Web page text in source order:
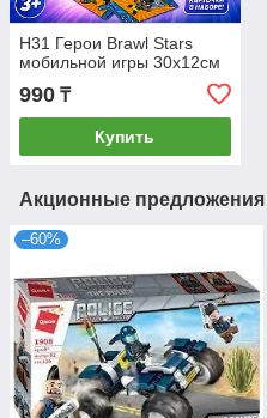
H31 Герои Brawl Stars
мобильной игры 30х12см
990 ₸
Купить
Акционные предложения
–60%